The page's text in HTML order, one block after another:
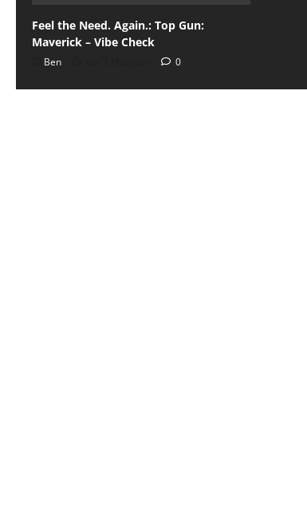
Feel the Need. Again.: Top Gun:
Maverick – Vibe Check
Ben 0